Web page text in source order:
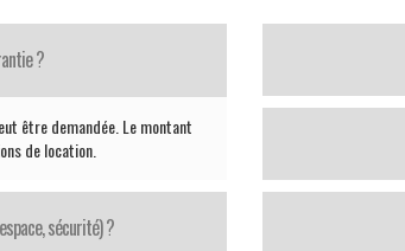
?
être demandée. Le montant
de location.
sécurité) ?